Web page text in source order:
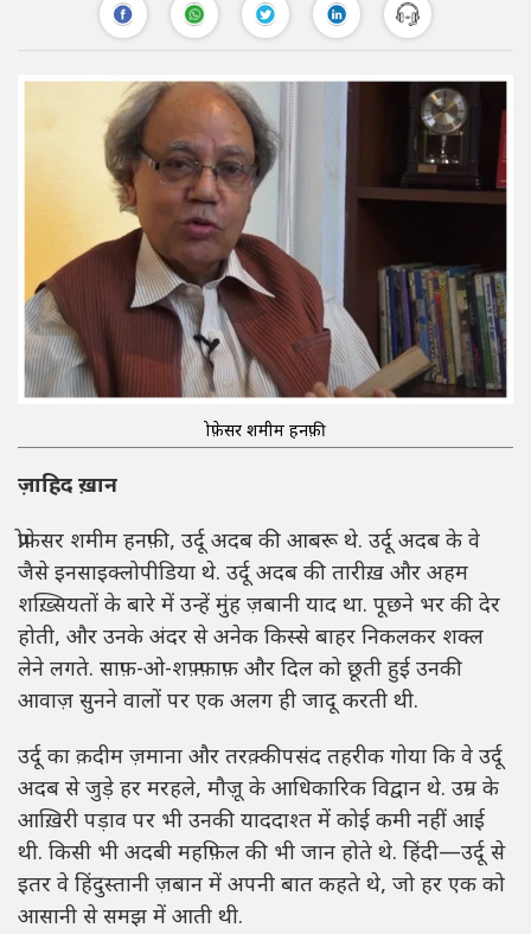
प्रोफ़ेसर शमीम हनफ़ी
ज़ाहिद ख़ान
प्रोफ़ेसर शमीम हनफ़ी, उर्दू अदब की आबरू थे. उर्दू अदब के वे
जैसे इनसाइक्लोपीडिया थे. उर्दू अदब की तारीख़ और अहम
शख़्सियतों के बारे में उन्हें मुंह ज़बानी याद था. पूछने भर की देर
होती, और उनके अंदर से अनेक किस्से बाहर निकलकर शक्ल
लेने लगते. साफ़-ओ-शफ़्फ़ाफ़ और दिल को छूती हुई उनकी
आवाज़ सुनने वालों पर एक अलग ही जादू करती थी.
उर्दू का क़दीम ज़माना और तरक़्कीपसंद तहरीक गोया कि वे उर्दू
अदब से जुड़े हर मरहले, मौज़ू के आधिकारिक विद्वान थे. उम्र के
आख़िरी पड़ाव पर भी उनकी याददाश्त में कोई कमी नहीं आई
थी. किसी भी अदबी महफ़िल की भी जान होते थे. हिंदी—उर्दू से
इतर वे हिंदुस्तानी ज़बान में अपनी बात कहते थे, जो हर एक को
आसानी से समझ में आती थी.